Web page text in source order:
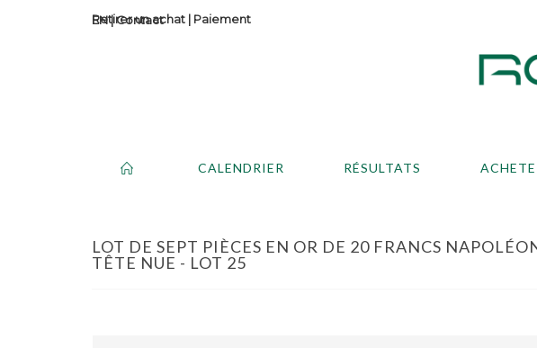
Contact
Retirer un achat | Paiement
CALENDRIER RÉSULTATS
LOT DE SEPT PIÈCES EN OR DE 20 FRANCS
TÊTE NUE - LOT 25